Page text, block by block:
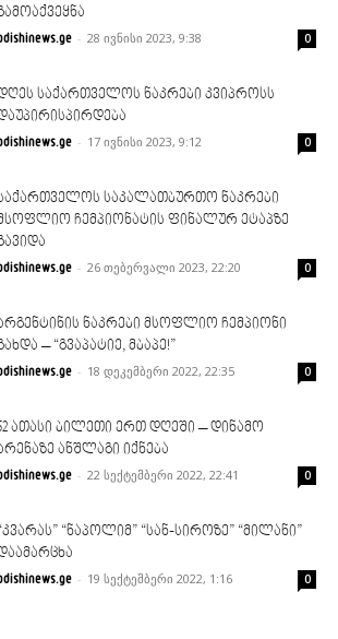
- 28 ივნისი 2023, 9:38 0
საქართველოს ნაკრები კვიპროსს
- 17 ივნისი 2023, 9:12 0
საკალათბურთო ნაკრები
ჩემპიონატის ფინალურ ეტაპზე
- 26 თებერვალი 2023, 22:20 0
ნაკრები მსოფლიო ჩემპიონი
– “გვაპატიე, მბაპე!”
- 18 დეკემბერი 2022, 22:35 0
ათასი ბილეთი ერთ დღეში – დინამო
ანშლაგი იქნება
- 22 სექტემბერი 2022, 22:41 0
“ნაპოლიმ” “სან-სიროზე” “მილანი”
- 19 სექტემბერი 2022, 1:16 0